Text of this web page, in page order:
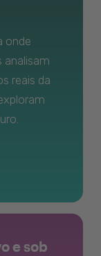
onde
analisam
reais da
e sob